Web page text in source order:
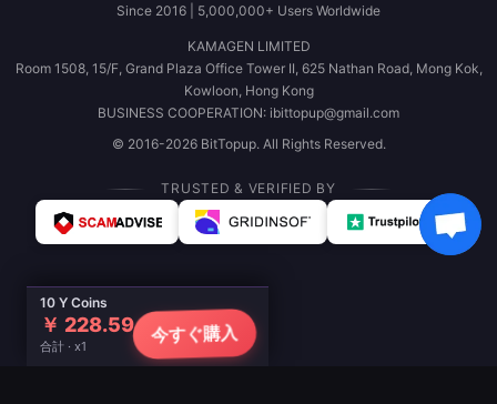
10 Y Coins
￥ 228.59
合計 · x1 今すぐ購入
Since 2016 | 5,000,000+ Users Worldwide
KAMAGEN LIMITED
Room 1508, 15/F, Grand Plaza Office Tower II, 625 Nathan Road, Mong Kok,
Kowloon, Hong Kong
BUSINESS COOPERATION: ibittopup@gmail.com
© 2016-2026 BitTopup. All Rights Reserved.
TRUSTED & VERIFIED BY